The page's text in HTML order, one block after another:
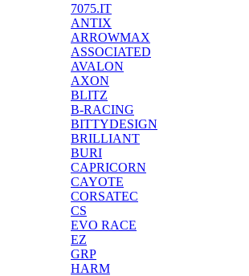
7075.IT
ANTIX
ARROWMAX
ASSOCIATED
AVALON
AXON
BLITZ
B-RACING
BITTYDESIGN
BRILLIANT
BURI
CAPRICORN
CAYOTE
CORSATEC
CS
EVO RACE
EZ
GRP
HARM